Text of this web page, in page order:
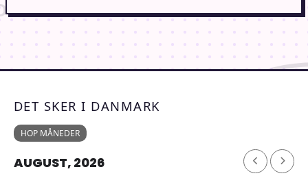
DET SKER I DANMARK
HOP MÅNEDER
AUGUST, 2026